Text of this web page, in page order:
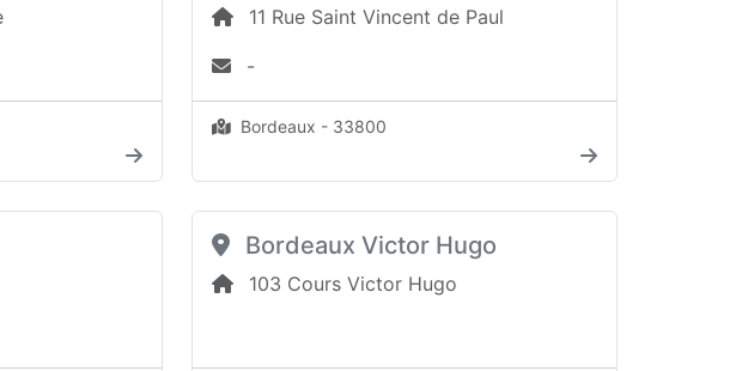
11 Rue Saint Vincent de Paul
-
Bordeaux - 33800
Bordeaux Victor Hugo
103 Cours Victor Hugo